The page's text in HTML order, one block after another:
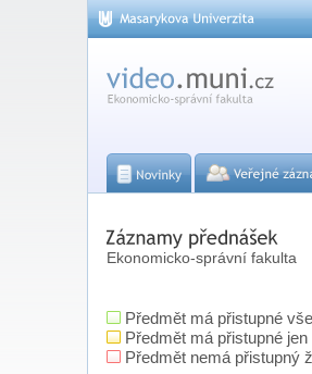
Ekonomicko-správní fakulta
Předmět má přistupné
Předmět má přistupné
Předmět nemá přistupný